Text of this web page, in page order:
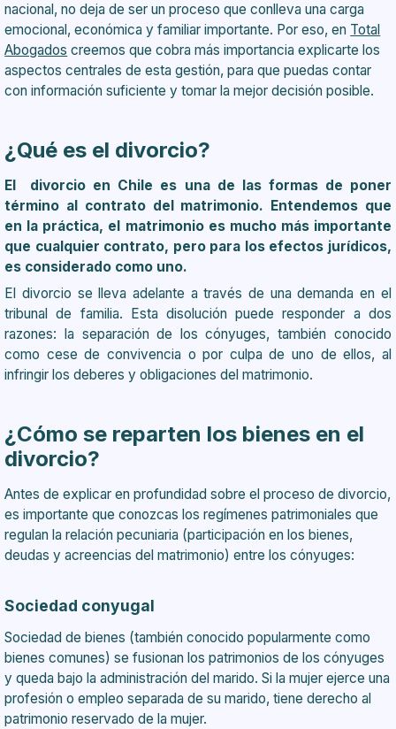
nacional, no deja de ser un proceso que conlleva una carga
emocional, económica y familiar importante. Por eso, en Total
Abogados creemos que cobra más importancia explicarte los
aspectos centrales de esta gestión, para que puedas contar
con información suficiente y tomar la mejor decisión posible.
¿Qué es el divorcio?
El divorcio en Chile es una de las formas de poner
término al contrato del matrimonio. Entendemos que
en la práctica, el matrimonio es mucho más importante
que cualquier contrato, pero para los efectos jurídicos,
es considerado como uno.
El divorcio se lleva adelante a través de una demanda en el
tribunal de familia. Esta disolución puede responder a dos
razones: la separación de los cónyuges, también conocido
como cese de convivencia o por culpa de uno de ellos, al
infringir los deberes y obligaciones del matrimonio.
¿Cómo se reparten los bienes en el
divorcio?
Antes de explicar en profundidad sobre el proceso de divorcio,
es importante que conozcas los regímenes patrimoniales que
regulan la relación pecuniaria (participación en los bienes,
deudas y acreencias del matrimonio) entre los cónyuges:
Sociedad conyugal
Sociedad de bienes (también conocido popularmente como
bienes comunes) se fusionan los patrimonios de los cónyuges
y queda bajo la administración del marido. Si la mujer ejerce una
profesión o empleo separada de su marido, tiene derecho al
patrimonio reservado de la mujer.